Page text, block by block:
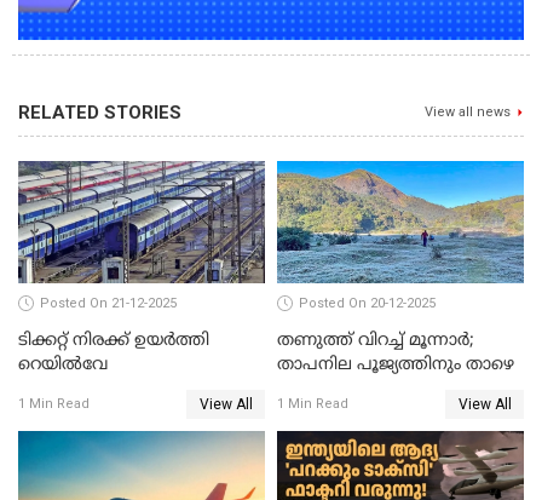
RELATED STORIES View all news
Posted On 21-12-2025
ടിക്കറ്റ് നിരക്ക് ഉയർത്തി
റെയില്‍വേ
1 Min Read View All
Posted On 20-12-2025
തണുത്ത് വിറച്ച് മൂന്നാർ;
താപനില പൂജ്യത്തിനും താഴെ
1 Min Read View All